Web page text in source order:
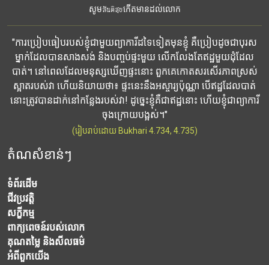
សូមสันติสุขកើតមានដល់លោក
"ការប្រៀបធៀបរបស់ខ្ញុំជាមួយព្យាការីដទៃទៀតមុនខ្ញុំ គឺប្រៀបដូចជាបុរស
ម្នាក់ដែលបានសាងសង់ និងបញ្ចប់ផ្ទះមួយ លើកលែងតែឥដ្ឋមួយដុំដែល
បាត់។ នៅពេលដែលមនុស្សឃើញផ្ទះនោះ ពួកគេកោតសរសើរភាពស្រស់
ស្អាតរបស់វា ហើយនិយាយថា៖ ផ្ទះនេះនឹងអស្ចារ្យប៉ុណ្ណា បើឥដ្ឋដែលបាត់
នោះត្រូវបានដាក់នៅកន្លែងរបស់វា! ដូច្នេះខ្ញុំគឺជាឥដ្ឋនោះ ហើយខ្ញុំជាព្យាការី
ចុងក្រោយបង្អស់។"
(រៀបរាប់ដោយ Bukhari 4.734, 4.735)
តំណសំខាន់ៗ
ទំព័រដើម
ជីវប្រវត្តិ
សក្ខីកម្ម
ពាក្យពេចន៍របស់លោក
គុណតម្លៃ និងសីលធម៌
អំពី​ពួក​យើង